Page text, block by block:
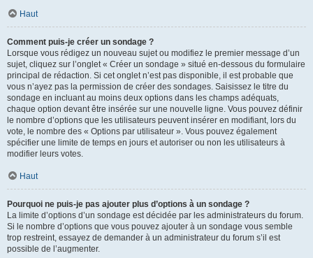
Haut
Comment puis-je créer un sondage ?
Lorsque vous rédigez un nouveau sujet ou modifiez le premier message d’un
sujet, cliquez sur l’onglet « Créer un sondage » situé en-dessous du formulaire
principal de rédaction. Si cet onglet n’est pas disponible, il est probable que
vous n’ayez pas la permission de créer des sondages. Saisissez le titre du
sondage en incluant au moins deux options dans les champs adéquats,
chaque option devant être insérée sur une nouvelle ligne. Vous pouvez définir
le nombre d’options que les utilisateurs peuvent insérer en modifiant, lors du
vote, le nombre des « Options par utilisateur ». Vous pouvez également
spécifier une limite de temps en jours et autoriser ou non les utilisateurs à
modifier leurs votes.
Haut
Pourquoi ne puis-je pas ajouter plus d’options à un sondage ?
La limite d’options d’un sondage est décidée par les administrateurs du forum.
Si le nombre d’options que vous pouvez ajouter à un sondage vous semble
trop restreint, essayez de demander à un administrateur du forum s’il est
possible de l’augmenter.